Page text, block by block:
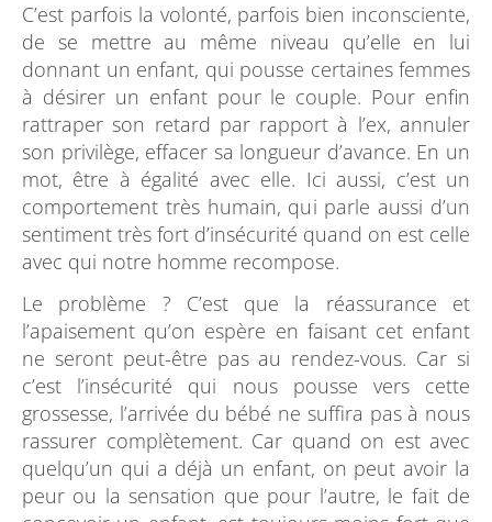
C’est parfois la volonté, parfois bien inconsciente,
de se mettre au même niveau qu’elle en lui
donnant un enfant, qui pousse certaines femmes
à désirer un enfant pour le couple. Pour enfin
rattraper son retard par rapport à l’ex, annuler
son privilège, effacer sa longueur d’avance. En un
mot, être à égalité avec elle. Ici aussi, c’est un
comportement très humain, qui parle aussi d’un
sentiment très fort d’insécurité quand on est celle
avec qui notre homme recompose.
Le problème ? C’est que la réassurance et
l’apaisement qu’on espère en faisant cet enfant
ne seront peut-être pas au rendez-vous. Car si
c’est l’insécurité qui nous pousse vers cette
grossesse, l’arrivée du bébé ne suffira pas à nous
rassurer complètement. Car quand on est avec
quelqu’un qui a déjà un enfant, on peut avoir la
peur ou la sensation que pour l’autre, le fait de